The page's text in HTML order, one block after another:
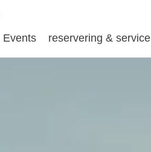
Events reservering & service